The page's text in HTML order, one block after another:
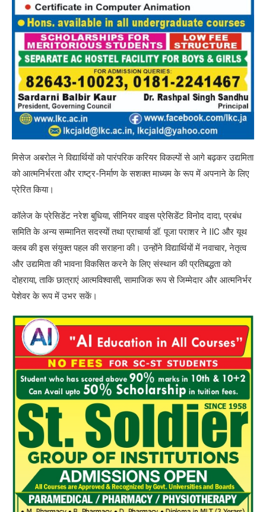
मिसेज अबरोल ने विद्यार्थियों को पारंपरिक करियर विकल्पों से आगे बढ़कर उद्यमिता
को आत्मनिर्भरता और राष्ट्र-निर्माण के सशक्त माध्यम के रूप में अपनाने के लिए
प्रेरित किया।
कॉलेज के प्रेसिडेंट नरेश बुधिया, सीनियर वाइस प्रेसिडेंट विनोद दादा, प्रबंध
समिति के अन्य सम्मानित सदस्यों तथा प्राचार्या डॉ. पूजा पराशर ने IIC और यूथ
क्लब की इस संयुक्त पहल की सराहना की। उन्होंने विद्यार्थियों में नवाचार, नेतृत्व
और उद्यमिता की भावना विकसित करने के लिए संस्थान की प्रतिबद्धता को
दोहराया, ताकि छात्राएं आत्मविश्वासी, सामाजिक रूप से जिम्मेदार और आत्मनिर्भर
पेशेवर के रूप में उभर सकें।